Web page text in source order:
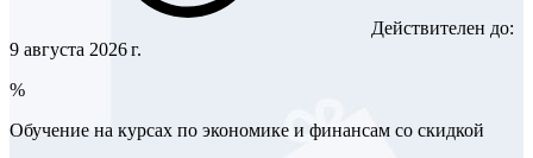
Действителен до:
9 августа 2026 г.
%
Обучение на курсах по экономике и финансам со скидкой